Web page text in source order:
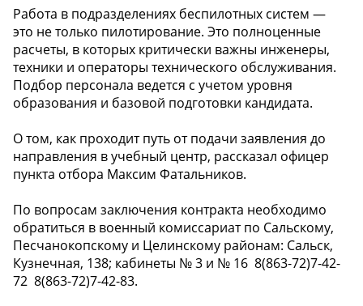
Работа в подразделениях беспилотных систем —
это не только пилотирование. Это полноценные
расчеты, в которых критически важны инженеры,
техники и операторы технического обслуживания.
Подбор персонала ведется с учетом уровня
образования и базовой подготовки кандидата.
О том, как проходит путь от подачи заявления до
направления в учебный центр, рассказал офицер
пункта отбора Максим Фатальников.
По вопросам заключения контракта необходимо
обратиться в военный комиссариат по Сальскому,
Песчанокопскому и Целинскому районам: Сальск,
Кузнечная, 138; кабинеты № 3 и № 16 ️ 8(863-72)7-42-
72 ️ 8(863-72)7-42-83.